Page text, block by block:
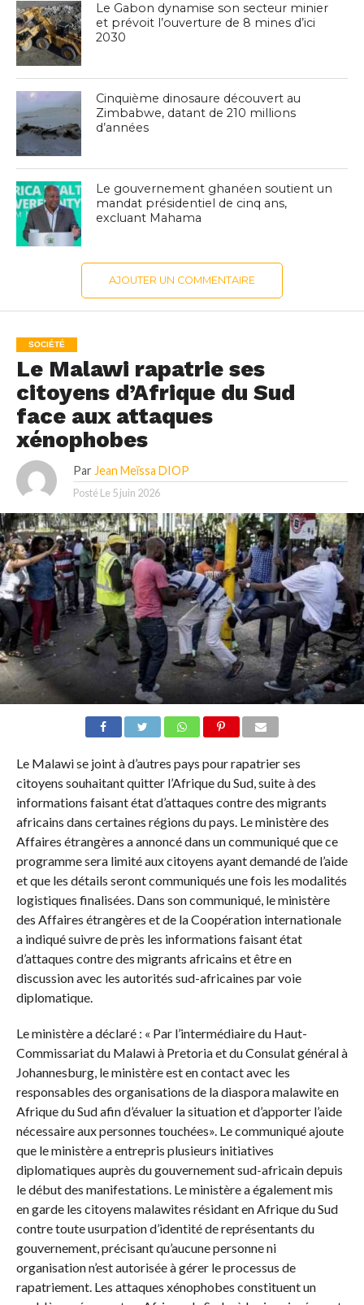
Le Gabon dynamise son secteur minier
et prévoit l’ouverture de 8 mines d’ici
2030
Cinquième dinosaure découvert au
Zimbabwe, datant de 210 millions
d’années
Le gouvernement ghanéen soutient un
mandat présidentiel de cinq ans,
excluant Mahama
AJOUTER UN COMMENTAIRE
SOCIÉTÉ
Le Malawi rapatrie ses
citoyens d’Afrique du Sud
face aux attaques
xénophobes
Par Jean Meïssa DIOP
Posté Le 5 juin 2026
Le Malawi se joint à d’autres pays pour rapatrier ses
citoyens souhaitant quitter l’Afrique du Sud, suite à des
informations faisant état d’attaques contre des migrants
africains dans certaines régions du pays. Le ministère des
Affaires étrangères a annoncé dans un communiqué que ce
programme sera limité aux citoyens ayant demandé de l’aide
et que les détails seront communiqués une fois les modalités
logistiques finalisées. Dans son communiqué, le ministère
des Affaires étrangères et de la Coopération internationale
a indiqué suivre de près les informations faisant état
d’attaques contre des migrants africains et être en
discussion avec les autorités sud-africaines par voie
diplomatique.
Le ministère a déclaré : « Par l’intermédiaire du Haut-
Commissariat du Malawi à Pretoria et du Consulat général à
Johannesburg, le ministère est en contact avec les
responsables des organisations de la diaspora malawite en
Afrique du Sud afin d’évaluer la situation et d’apporter l’aide
nécessaire aux personnes touchées». Le communiqué ajoute
que le ministère a entrepris plusieurs initiatives
diplomatiques auprès du gouvernement sud-africain depuis
le début des manifestations. Le ministère a également mis
en garde les citoyens malawites résidant en Afrique du Sud
contre toute usurpation d’identité de représentants du
gouvernement, précisant qu’aucune personne ni
organisation n’est autorisée à gérer le processus de
rapatriement. Les attaques xénophobes constituent un